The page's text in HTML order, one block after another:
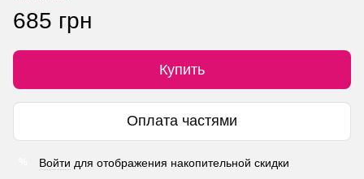
685 грн
Купить
Оплата частями
Войти для отображения накопительной скидки